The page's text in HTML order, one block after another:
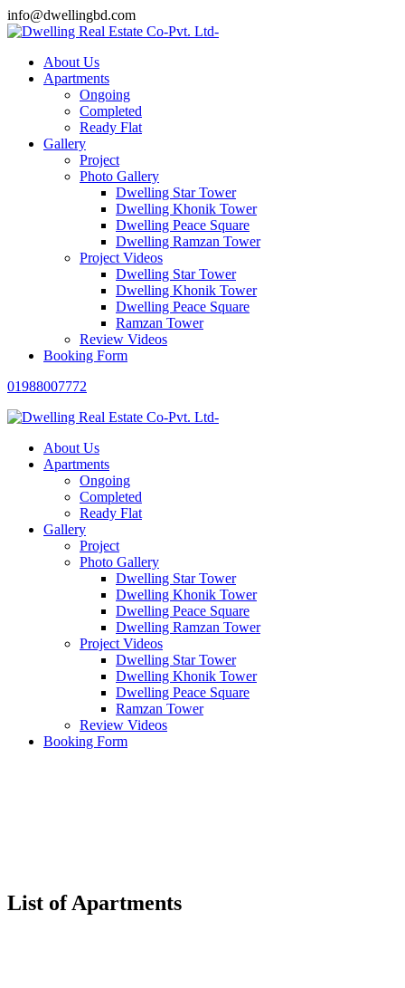
info@dwellingbd.com
About Us
Apartments
Ongoing
Completed
Ready Flat
Gallery
Project
Photo Gallery
Dwelling Star Tower
Dwelling Khonik Tower
Dwelling Peace Square
Dwelling Ramzan Tower
Project Videos
Dwelling Star Tower
Dwelling Khonik Tower
Dwelling Peace Square
Ramzan Tower
Review Videos
Booking Form
01988007772
About Us
Apartments
Ongoing
Completed
Ready Flat
Gallery
Project
Photo Gallery
Dwelling Star Tower
Dwelling Khonik Tower
Dwelling Peace Square
Dwelling Ramzan Tower
Project Videos
Dwelling Star Tower
Dwelling Khonik Tower
Dwelling Peace Square
Ramzan Tower
Review Videos
Booking Form
List of Apartments